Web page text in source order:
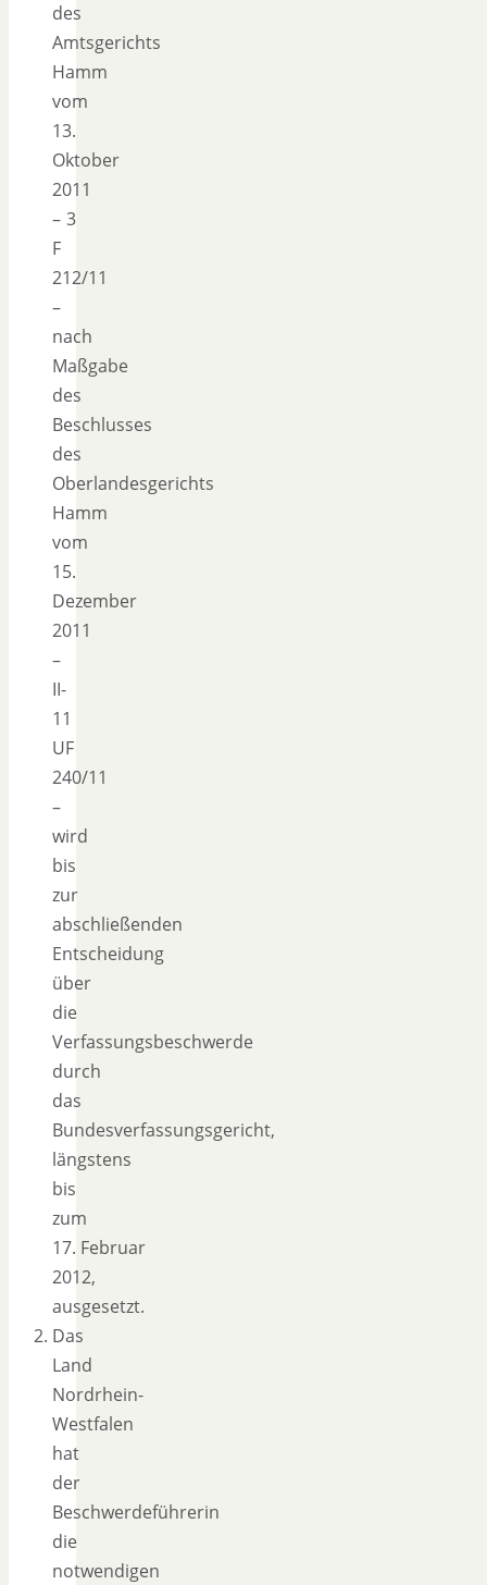
des
Amtsgerichts
Hamm
vom
13.
Oktober
2011
– 3
F
212/11
–
nach
Maßgabe
des
Beschlusses
des
Oberlandesgerichts
Hamm
vom
15.
Dezember
2011
–
II-
11
UF
240/11
–
wird
bis
zur
abschließenden
Entscheidung
über
die
Verfassungsbeschwerde
durch
das
Bundesverfassungsgericht,
längstens
bis
zum
17. Februar
2012,
ausgesetzt.
Das
Land
Nordrhein-
Westfalen
hat
der
Beschwerdeführerin
die
notwendigen